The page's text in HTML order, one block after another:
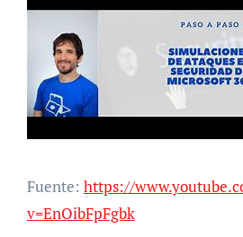
Fuente: https://
v=EnOibFpFgbk